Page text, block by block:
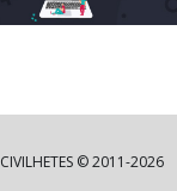
CIVILHETES © 2011-2026